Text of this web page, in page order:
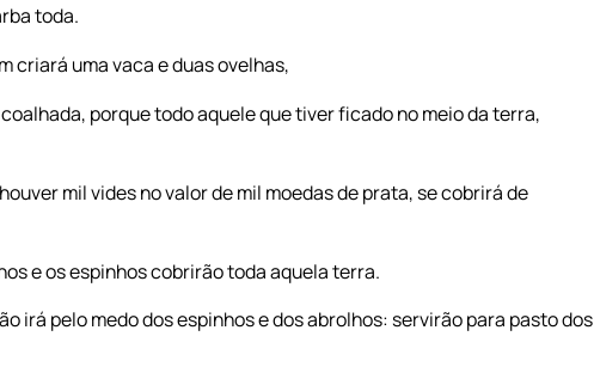
toda.
criará uma vaca e duas ovelhas,
porque todo aquele que tiver ficado no meio da terra,
mil vides no valor de mil moedas de prata, se cobrirá de
e os espinhos cobrirão toda aquela terra.
irá pelo medo dos espinhos e dos abrolhos: servirão para pasto dos